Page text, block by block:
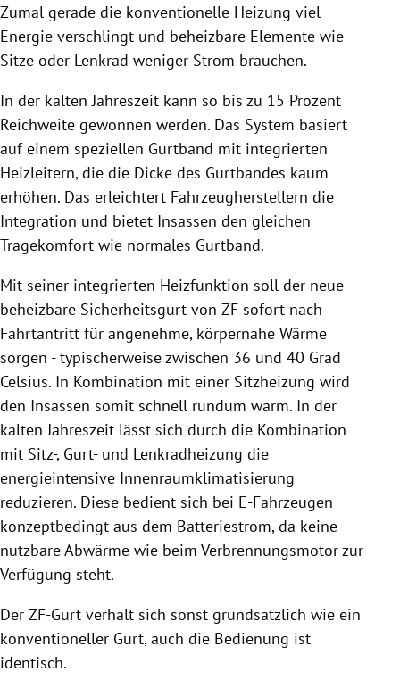
Zumal gerade die konventionelle Heizung viel
Energie verschlingt und beheizbare Elemente wie
Sitze oder Lenkrad weniger Strom brauchen.
In der kalten Jahreszeit kann so bis zu 15 Prozent
Reichweite gewonnen werden. Das System basiert
auf einem speziellen Gurtband mit integrierten
Heizleitern, die die Dicke des Gurtbandes kaum
erhöhen. Das erleichtert Fahrzeugherstellern die
Integration und bietet Insassen den gleichen
Tragekomfort wie normales Gurtband.
Mit seiner integrierten Heizfunktion soll der neue
beheizbare Sicherheitsgurt von ZF sofort nach
Fahrtantritt für angenehme, körpernahe Wärme
sorgen - typischerweise zwischen 36 und 40 Grad
Celsius. In Kombination mit einer Sitzheizung wird
den Insassen somit schnell rundum warm. In der
kalten Jahreszeit lässt sich durch die Kombination
mit Sitz-, Gurt- und Lenkradheizung die
energieintensive Innenraumklimatisierung
reduzieren. Diese bedient sich bei E-Fahrzeugen
konzeptbedingt aus dem Batteriestrom, da keine
nutzbare Abwärme wie beim Verbrennungsmotor zur
Verfügung steht.
Der ZF-Gurt verhält sich sonst grundsätzlich wie ein
konventioneller Gurt, auch die Bedienung ist
identisch.